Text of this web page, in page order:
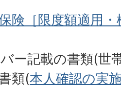
険［限度額適用
ー記載の書類(世
類(本人確認の実